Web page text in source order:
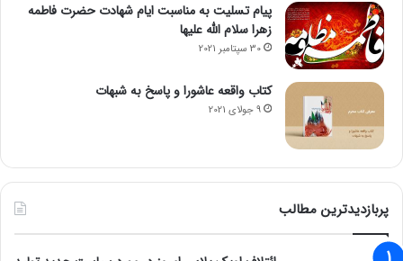
پیام تسلیت به مناسبت ایام شهادت حضرت فاطمه
زهرا سلام الله علیها
30 سپتامبر 2021
کتاب واقعه عاشورا و پاسخ به شبهات
9 جولای 2021
پربازدیدترین مطالب